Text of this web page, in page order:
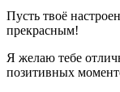
Пусть твоё
прекрасным!
Я желаю тебе
позитивных